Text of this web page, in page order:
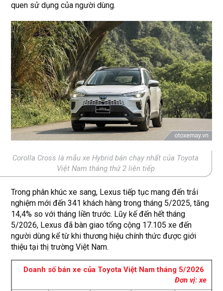
quen sử dụng của người dùng.
Corolla Cross là mẫu xe Hybrid bán chạy nhất của Toyota
Việt Nam tháng thứ 2 liên tiếp
Trong phân khúc xe sang, Lexus tiếp tục mang đến trải
nghiệm mới đến 341 khách hàng trong tháng 5/2025, tăng
14,4% so với tháng liền trước. Lũy kế đến hết tháng
5/2026, Lexus đã bàn giao tổng cộng 17.105 xe đến
người dùng kể từ khi thương hiệu chính thức được giới
thiệu tại thị trường Việt Nam.
Doanh số bán xe của Toyota Việt Nam tháng 5/2026
Đơn vị: xe